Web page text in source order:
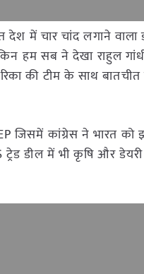
में चार चांद लगाने वाला
हम सब ने देखा राहुल
की टीम के साथ
जिसमें कांग्रेस ने भारत को
ट्रेड डील में भी कृषि और डेयरी